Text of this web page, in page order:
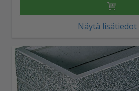
Näytä lisätiedot